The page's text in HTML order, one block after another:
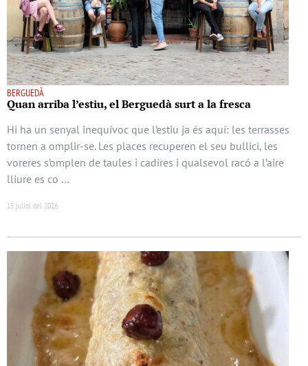
BERGUEDÀ
Quan arriba l’estiu, el Berguedà surt a la fresca
Hi ha un senyal inequívoc que l’estiu ja és aquí: les terrasses
tornen a omplir-se. Les places recuperen el seu bullici, les
voreres s’omplen de taules i cadires i qualsevol racó a l’aire
lliure es co …
15 juliol del 2026